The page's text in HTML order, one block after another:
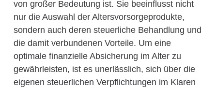
von großer Bedeutung ist. Sie beeinflusst nicht
nur die Auswahl der Altersvorsorgeprodukte,
sondern auch deren steuerliche Behandlung und
die damit verbundenen Vorteile. Um eine
optimale finanzielle Absicherung im Alter zu
gewährleisten, ist es unerlässlich, sich über die
eigenen steuerlichen Verpflichtungen im Klaren